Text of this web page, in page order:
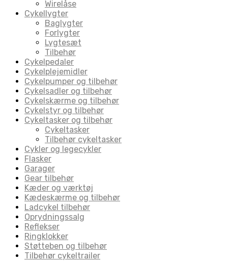
Wirelåse
Cykellygter
Baglygter
Forlygter
Lygtesæt
Tilbehør
Cykelpedaler
Cykelplejemidler
Cykelpumper og tilbehør
Cykelsadler og tilbehør
Cykelskærme og tilbehør
Cykelstyr og tilbehør
Cykeltasker og tilbehør
Cykeltasker
Tilbehør cykeltasker
Cykler og legecykler
Flasker
Garager
Gear tilbehør
Kæder og værktøj
Kædeskærme og tilbehør
Ladcykel tilbehør
Oprydningssalg
Reflekser
Ringklokker
Støtteben og tilbehør
Tilbehør cykeltrailer